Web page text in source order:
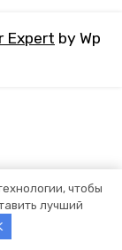
Expert by Wp
чтобы
лучший